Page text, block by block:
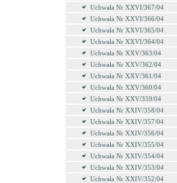
Uchwała Nr XXVI/367/04
Uchwała Nr XXVI/366/04
Uchwała Nr XXVI/365/04
Uchwała Nr XXVI/364/04
Uchwała Nr XXV/363/04
Uchwała Nr XXV/362/04
Uchwała Nr XXV/361/04
Uchwała Nr XXV/360/04
Uchwała Nr XXV/359/04
Uchwała Nr XXIV/358/04
Uchwała Nr XXIV/357/04
Uchwała Nr XXIV/356/04
Uchwała Nr XXIV/355/04
Uchwała Nr XXIV/354/04
Uchwała Nr XXIV/353/04
Uchwała Nr XXIV/352/04